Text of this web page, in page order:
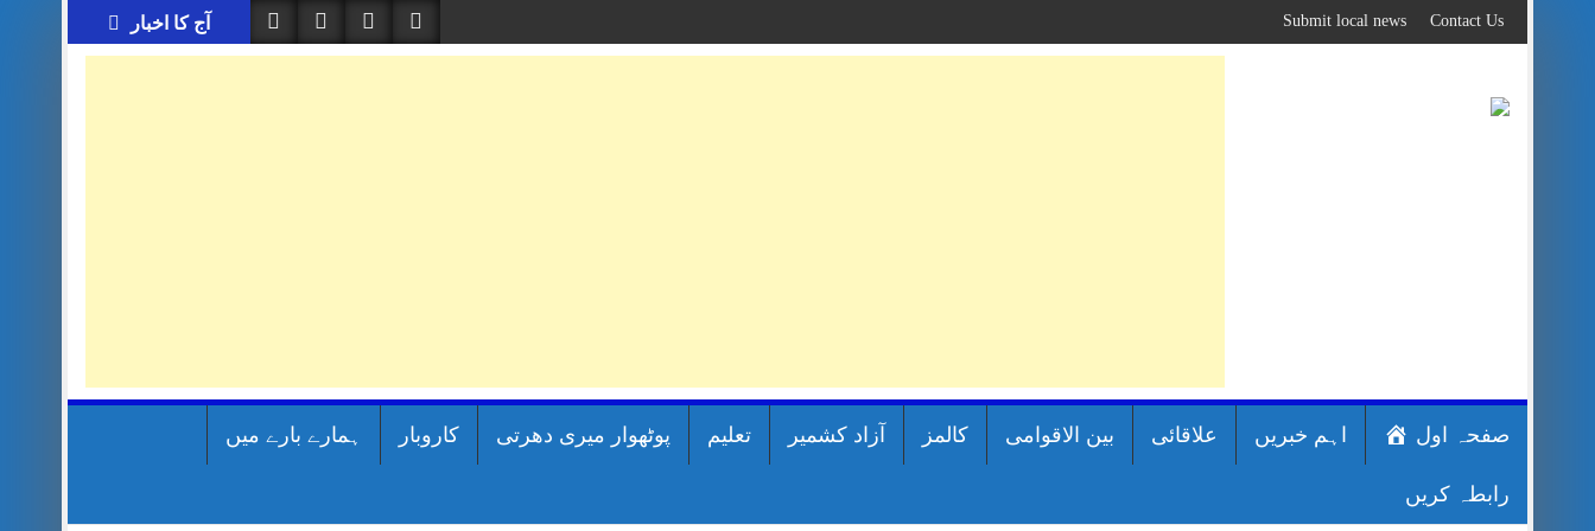
to
content
آج کا اخبار Contact Us
Submit local news
صفحہ اول اہم خبریں علاقائی بین الاقوامی کالمز آزاد کشمیر تعلیم پوٹھوار میری دھرتی کاروبار ہمارے بارے میں
رابطہ کریں